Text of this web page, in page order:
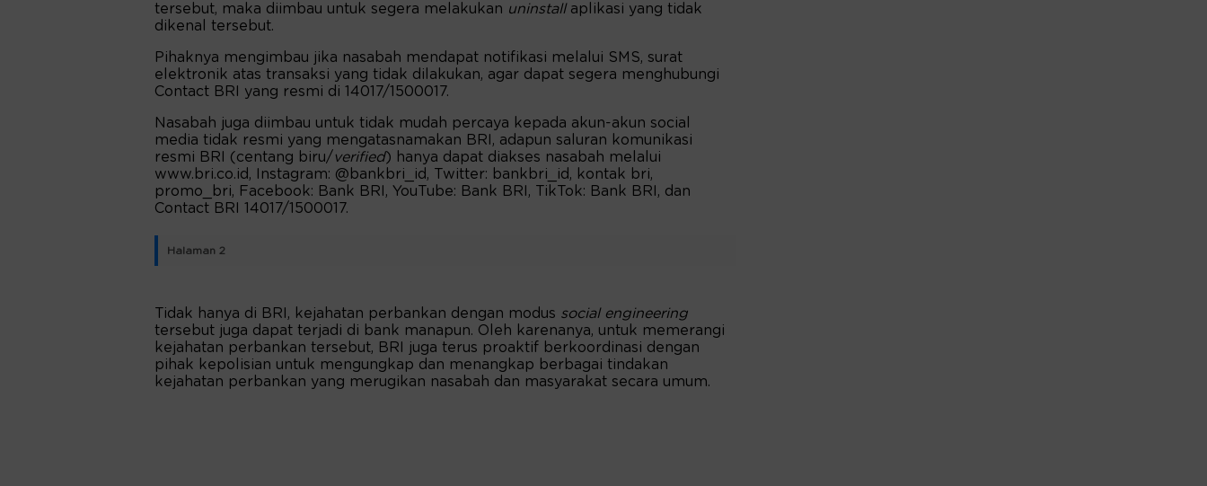
tersebut, maka diimbau untuk segera melakukan uninstallaplikasi yang tidak
dikenal tersebut.
Pihaknya mengimbau jika nasabah mendapat notifikasi melalui SMS, surat
elektronik atas transaksi yang tidak dilakukan, agar dapat segera menghubungi
Contact BRI yang resmi di 14017/1500017.
Nasabah juga diimbau untuk tidak mudah percaya kepada akun-akun social
media tidak resmi yang mengatasnamakan BRI, adapun saluran komunikasi
resmi BRI (centang biru/ verified) hanya dapat diakses nasabah melalui
www.bri.co.id, Instagram: @bankbri_id, Twitter: bankbri_id, kontak bri,
promo_bri, Facebook: Bank BRI, YouTube: Bank BRI, TikTok: Bank BRI, dan
Contact BRI 14017/1500017.
Halaman 2
Tidak hanya di BRI, kejahatan perbankan dengan modus social engineering
tersebut juga dapat terjadi di bank manapun. Oleh karenanya, untuk memerangi
kejahatan perbankan tersebut, BRI juga terus proaktif berkoordinasi dengan
pihak kepolisian untuk mengungkap dan menangkap berbagai tindakan
kejahatan perbankan yang merugikan nasabah dan masyarakat secara umum.